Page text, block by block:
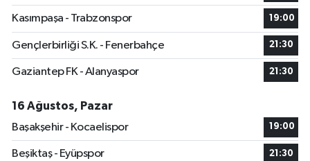
Kasımpaşa - Trabzonspor 19:00
Gençlerbirliği S.K. - Fenerbahçe 21:30
Gaziantep FK - Alanyaspor 21:30
16 Ağustos, Pazar
Başakşehir - Kocaelispor
19:00
Beşiktaş - Eyüpspor 21:30